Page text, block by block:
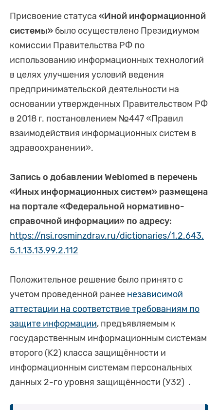
Присвоение статуса «Иной информационной
системы» было осуществлено Президиумом
комиссии Правительства РФ по
использованию информационных технологий
в целях улучшения условий ведения
предпринимательской деятельности на
основании утвержденных Правительством РФ
в 2018 г. постановлением №447 «Правил
взаимодействия информационных систем в
здравоохранении».
Запись о добавлении Webiomed в перечень
«Иных информационных систем» размещена
на портале «Федеральной нормативно-
справочной информации» по адресу:
https://nsi.rosminzdrav.ru/dictionaries/1.2.643.
5.1.13.13.99.2.112
Положительное решение было принято с
учетом проведенной ранее независимой
аттестации на соответствие требованиям по
защите информации, предъявляемым к
государственным информационным системам
второго (K2) класса защищённости и
информационным системам персональных
данных 2-го уровня защищённости (У32) .